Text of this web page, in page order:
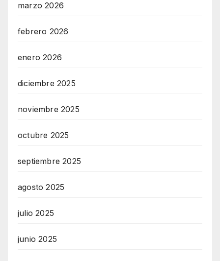
marzo 2026
febrero 2026
enero 2026
diciembre 2025
noviembre 2025
octubre 2025
septiembre 2025
agosto 2025
julio 2025
junio 2025